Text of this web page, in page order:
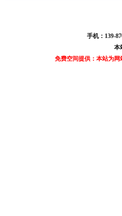
手机：139-
本
免费空间提供：本站为